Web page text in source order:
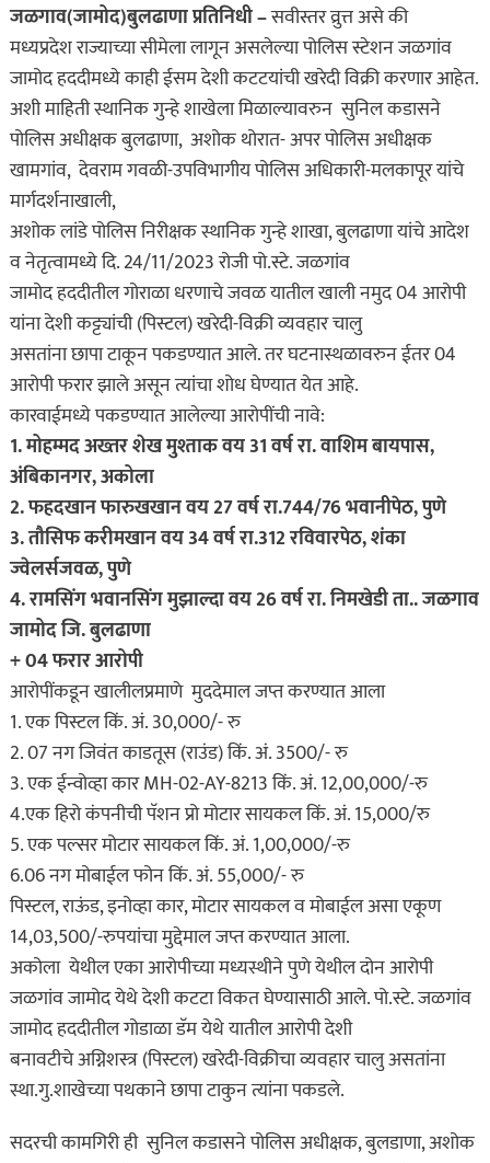
जळगाव(जामोद)बुलढाणा प्रतिनिधी –सवीस्तर व्रुत्त असे की
मध्यप्रदेश राज्याच्या सीमेला लागून असलेल्या पोलिस स्टेशन जळगांव
जामोद हददीमध्ये काही ईसम देशी कटटयांची खरेदी विक्री करणार आहेत.
अशी माहिती स्थानिक गुन्हे शाखेला मिळाल्यावरुन सुनिल कडासने
पोलिस अधीक्षक बुलढाणा, अशोक थोरात- अपर पोलिस अधीक्षक
खामगांव, देवराम गवळी-उपविभागीय पोलिस अधिकारी-मलकापूर यांचे
मार्गदर्शनाखाली,
अशोक लांडे पोलिस निरीक्षक स्थानिक गुन्हे शाखा, बुलढाणा यांचे आदेश
व नेतृत्वामध्ये दि. 24/11/2023 रोजी पो.स्टे. जळगांव
जामोद हददीतील गोराळा धरणाचे जवळ यातील खाली नमुद 04 आरोपी
यांना देशी कट्ट्यांची (पिस्टल) खरेदी-विक्री व्यवहार चालु
असतांना छापा टाकून पकडण्यात आले. तर घटनास्थळावरुन ईतर 04
आरोपी फरार झाले असून त्यांचा शोध घेण्यात येत आहे.
कारवाईमध्ये पकडण्यात आलेल्या आरोपींची नावे:
1. मोहम्मद अख्तर शेख मुश्ताक वय 31 वर्ष रा. वाशिम बायपास,
अंबिकानगर, अकोला
2. फहदखान फारुखखान वय 27 वर्ष रा.744/76 भवानीपेठ, पुणे
3. तौसिफ करीमखान वय 34 वर्ष रा.312 रविवारपेठ, शंका
ज्वेलर्सजवळ, पुणे
4. रामसिंग भवानसिंग मुझाल्दा वय 26 वर्ष रा. निमखेडी ता.. जळगाव
जामोद जि. बुलढाणा
+ 04 फरार आरोपी
आरोपींकडून खालीलप्रमाणे मुददेमाल जप्त करण्यात आला
1. एक पिस्टल किं. अं. 30,000/- रु
2. 07 नग जिवंत काडतूस (राउंड) किं. अं. 3500/- रु
3. एक ईन्वोव्हा कार MH-02-AY-8213 किं. अं. 12,00,000/-रु
4.एक हिरो कंपनीची पॅशन प्रो मोटार सायकल किं. अं. 15,000/रु
5. एक पल्सर मोटार सायकल किं. अं. 1,00,000/-रु
6.06 नग मोबाईल फोन किं. अं. 55,000/- रु
पिस्टल, राऊंड, इनोव्हा कार, मोटार सायकल व मोबाईल असा एकूण
14,03,500/-रुपयांचा मुद्देमाल जप्त करण्यात आला.
अकोला येथील एका आरोपीच्या मध्यस्थीने पुणे येथील दोन आरोपी
जळगांव जामोद येथे देशी कटटा विकत घेण्यासाठी आले. पो.स्टे. जळगांव
जामोद हददीतील गोडाळा डॅम येथे यातील आरोपी देशी
बनावटीचे अग्निशस्त्र (पिस्टल) खरेदी-विक्रीचा व्यवहार चालु असतांना
स्था.गु.शाखेच्या पथकाने छापा टाकुन त्यांना पकडले.
सदरची कामगिरी ही सुनिल कडासने पोलिस अधीक्षक, बुलडाणा, अशोक